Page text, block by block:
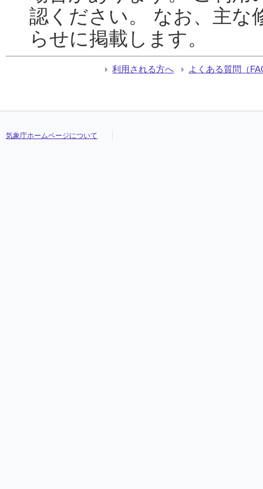
認ください。 なお、主な
らせに掲載します。
利用される方へ よくある質問（
気象庁ホームページについて